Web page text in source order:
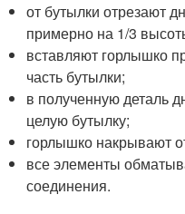
от бутылки отрезают
примерно на 1/3
вставляют горлышко
часть бутылки;
в полученную деталь
целую бутылку;
горлышко накрывают
все элементы
соединения.